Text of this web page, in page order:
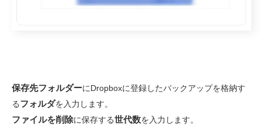
保存先フォルダーにDropboxに登録したバックアップを格納す
るフォルダを入力します。
ファイルを削除に保存する世代数を入力します。